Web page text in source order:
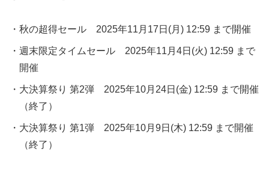
・秋の超得セール 2025年11月17日(月) 12:59 まで開催
・週末限定タイムセール 2025年11月4日(火) 12:59 まで
開催
・大決算祭り 第2弾 2025年10月24日(金) 12:59 まで開催
（終了）
・大決算祭り 第1弾 2025年10月9日(木) 12:59 まで開催
（終了）